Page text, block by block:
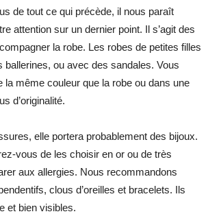
de tout ce qui précède, il nous paraît
attention sur un dernier point. Il s’agit des
la robe. Les robes de petites filles
ballerines, ou avec des sandales. Vous
la même couleur que la robe ou dans une
d’originalité.
elle portera probablement des bijoux.
vous de les choisir en or ou de très
aux allergies. Nous recommandons
clous d’oreilles et bracelets. Ils
et bien visibles.